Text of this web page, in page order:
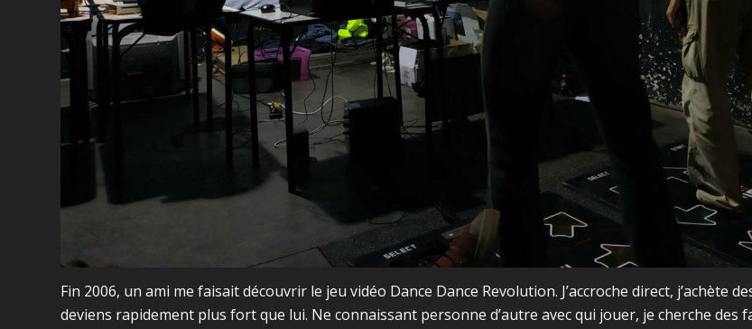
Fin 2006, un ami me faisait découvrir le jeu vidéo Dance Dance Revolution. J’accroche direct, j’achète
deviens rapidement plus fort que lui. Ne connaissant personne d’autre avec qui jouer, je cherche des